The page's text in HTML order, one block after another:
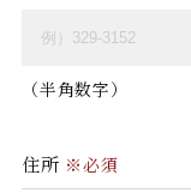
（半角数字）
住所 ※必須